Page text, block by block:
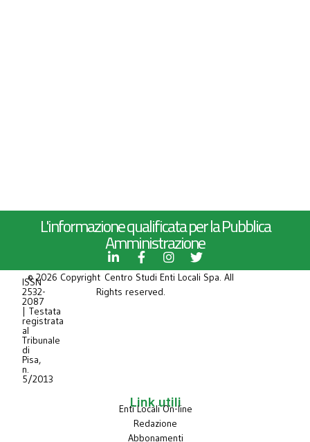
L'informazione qualificata per la Pubblica
Amministrazione
ISSN
2532-
2087
| Testata
registrata
al
Tribunale
di
Pisa,
n.
5/2013
© 2026 Copyright Centro Studi Enti Locali Spa. All
Rights reserved.
Link utili
Enti Locali On-line
Redazione
Abbonamenti